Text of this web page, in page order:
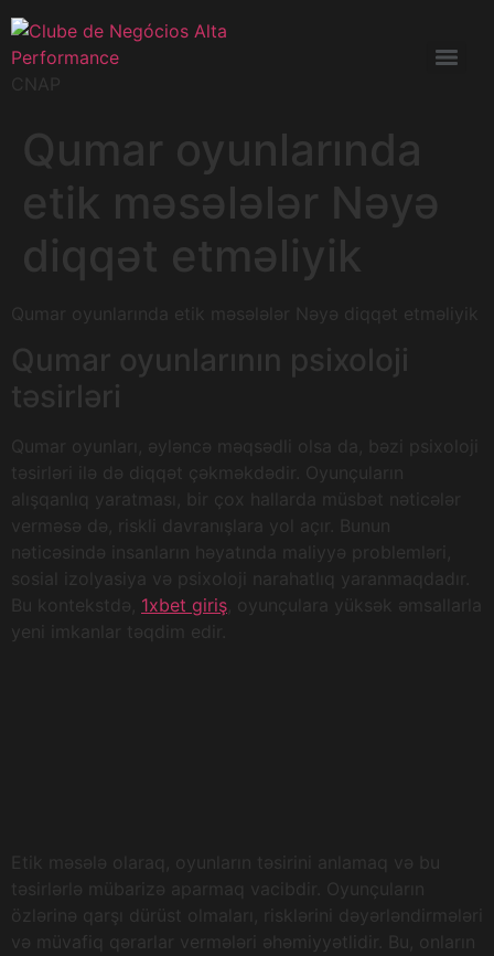
CNAP
Qumar oyunlarında
etik məsələlər Nəyə
diqqət etməliyik
Qumar oyunlarında etik məsələlər Nəyə diqqət etməliyik
Qumar oyunlarının psixoloji
təsirləri
Qumar oyunları, əyləncə məqsədli olsa da, bəzi psixoloji
təsirləri ilə də diqqət çəkməkdədir. Oyunçuların
alışqanlıq yaratması, bir çox hallarda müsbət nəticələr
verməsə də, riskli davranışlara yol açır. Bunun
nəticəsində insanların həyatında maliyyə problemləri,
sosial izolyasiya və psixoloji narahatlıq yaranmaqdadır.
Bu kontekstdə, 1xbet giriş , oyunçulara yüksək əmsallarla
yeni imkanlar təqdim edir.
Etik məsələ olaraq, oyunların təsirini anlamaq və bu
təsirlərlə mübarizə aparmaq vacibdir. Oyunçuların
özlərinə qarşı dürüst olmaları, risklərini dəyərləndirmələri
və müvafiq qərarlar vermələri əhəmiyyətlidir. Bu, onların